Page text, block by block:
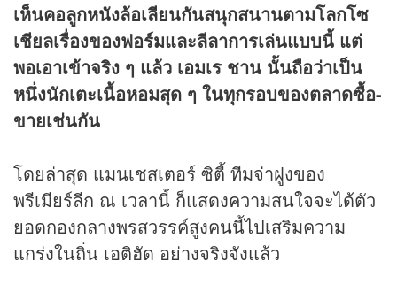
เห็นคอลูกหนังล้อเลียนกันสนุกสนานตามโลกโซ
เชียลเรื่องของฟอร์มและลีลาการเล่นแบบนี้ แต่
พอเอาเข้าจริง ๆ แล้ว เอมเร ชาน นั้นถือว่าเป็น
หนึ่งนักเตะเนื้อหอมสุด ๆ ในทุกรอบของตลาดซื้อ-
ขายเช่นกัน
โดยล่าสุด แมนเชสเตอร์ ซิตี้ ทีมจ่าฝูงของ
พรีเมียร์ลีก ณ เวลานี้ ก็แสดงความสนใจจะได้ตัว
ยอดกองกลางพรสวรรค์สูงคนนี้ไปเสริมความ
แกร่งในถิ่น เอติฮัด อย่างจริงจังแล้ว